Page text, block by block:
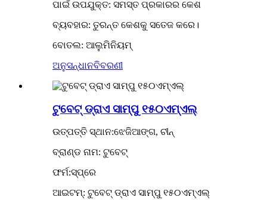
ପାଇଁ ଉପଯୁକ୍ତ: ସମସ୍ତ ପ୍ରକାରର କେଶ
ବ୍ୟବହାର: ତୁରନ୍ତ କେଶକୁ ସତେଜ କରେ।
ବୋତଲ: ଆଲୁମିନିୟମ୍
ଅନୁସନ୍ଧାନବିବରଣୀ
ଟୁବେଟ୍ ଡ୍ରାଏ ସାମ୍ପୁ ୧୫୦ଏମ୍ଏଲ୍
ଉତ୍ପତ୍ତି ସ୍ଥାନ:ଝେଜିଆଙ୍ଗ, ଚୀନ୍
ବ୍ରାଣ୍ଡ ନାମ: ଟୁବେଟ୍
ଫର୍ମ:ସ୍ପ୍ରେ
ଆଇଟମ୍: ଟୁବେଟ୍ ଡ୍ରାଏ ସାମ୍ପୁ ୧୫୦ଏମ୍ଏଲ୍